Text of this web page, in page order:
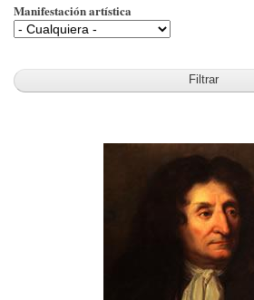
Manifestación artística